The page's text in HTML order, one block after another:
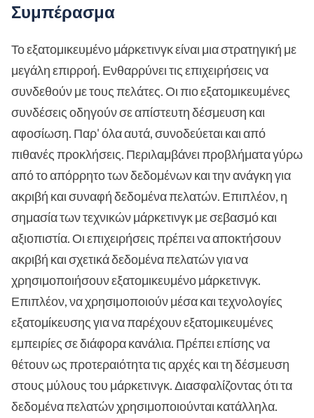
Συμπέρασμα
Το εξατομικευμένο μάρκετινγκ είναι μια στρατηγική με
μεγάλη επιρροή. Ενθαρρύνει τις επιχειρήσεις να
συνδεθούν με τους πελάτες. Οι πιο εξατομικευμένες
συνδέσεις οδηγούν σε απίστευτη δέσμευση και
αφοσίωση. Παρ' όλα αυτά, συνοδεύεται και από
πιθανές προκλήσεις. Περιλαμβάνει προβλήματα γύρω
από το απόρρητο των δεδομένων και την ανάγκη για
ακριβή και συναφή δεδομένα πελατών. Επιπλέον, η
σημασία των τεχνικών μάρκετινγκ με σεβασμό και
αξιοπιστία. Οι επιχειρήσεις πρέπει να αποκτήσουν
ακριβή και σχετικά δεδομένα πελατών για να
χρησιμοποιήσουν εξατομικευμένο μάρκετινγκ.
Επιπλέον, να χρησιμοποιούν μέσα και τεχνολογίες
εξατομίκευσης για να παρέχουν εξατομικευμένες
εμπειρίες σε διάφορα κανάλια. Πρέπει επίσης να
θέτουν ως προτεραιότητα τις αρχές και τη δέσμευση
στους μύλους του μάρκετινγκ. Διασφαλίζοντας ότι τα
δεδομένα πελατών χρησιμοποιούνται κατάλληλα.